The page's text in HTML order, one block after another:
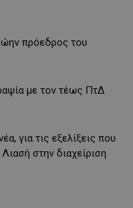
πρόεδρος του
με τον τέως ΠτΔ
για τις εξελίξεις που
στην διαχείριση